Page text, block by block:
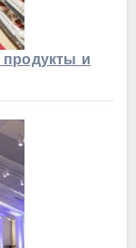
продукты и